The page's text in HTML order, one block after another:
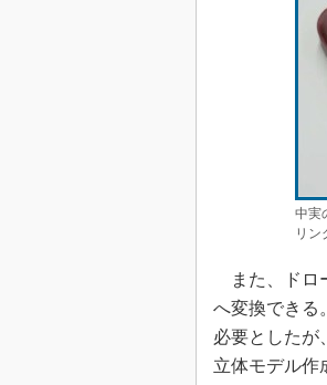
中実
リン
また、ドロ
へ変換できる
必要としたが
立体モデル作